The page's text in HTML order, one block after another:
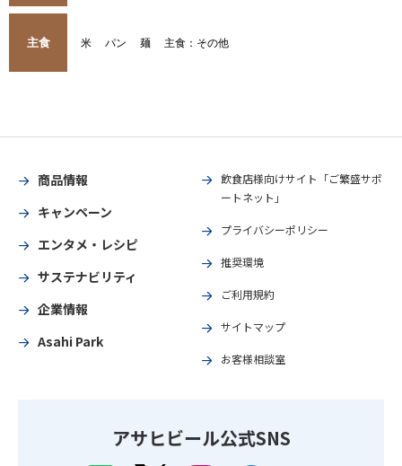
主食 米 パン 麺 主食：その他
商品情報
キャンペーン
エンタメ・レシピ
サステナビリティ
企業情報
Asahi Park
飲食店様向けサイト「ご繁盛サポ
ートネット」
プライバシーポリシー
推奨環境
ご利用規約
サイトマップ
お客様相談室
アサヒビール公式SNS